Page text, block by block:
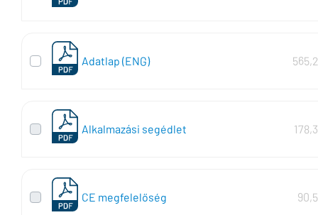
Adatlap (ENG)
Alkalmazási segédlet
CE megfelelőség